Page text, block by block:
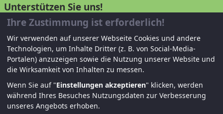
Unterstützen Sie uns!
Mitglied werden
Spenden und helfen
Ihre Zustimmung ist erforderlich!
Wir verwenden auf unserer Webseite Cookies und andere
Technologien, um Inhalte Dritter (z. B. von Social-Media-
Portalen) anzuzeigen sowie die Nutzung unserer Website und
die Wirksamkeit von Inhalten zu messen.
Wenn Sie auf "Einstellungen akzeptieren" klicken, werden
während Ihres Besuches Nutzungsdaten zur Verbesserung
unseres Angebots erhoben.